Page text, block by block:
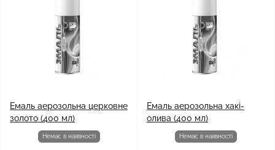
Емаль аерозольна церковне
золото (400 мл)
Немає в наявності
Емаль аерозольна хакі-
олива (400 мл)
Немає в наявності